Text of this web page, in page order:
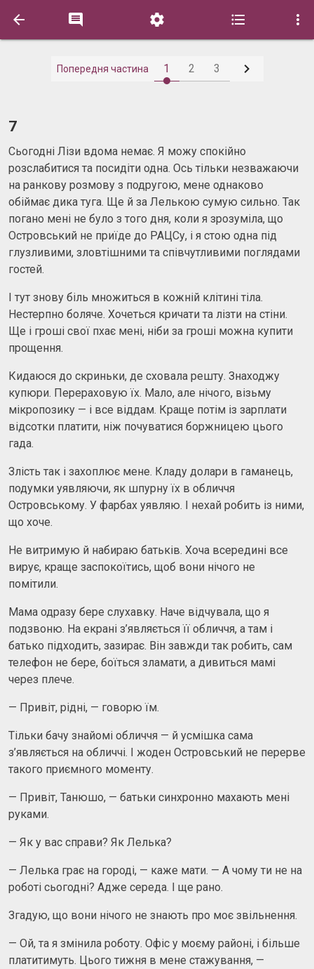
    
Попередня частина 1 2 3 
7
Сьогодні Лізи вдома немає. Я можу спокійно
розслабитися та посидіти одна. Ось тільки незважаючи
на ранкову розмову з подругою, мене однаково
обіймає дика туга. Ще й за Лелькою сумую сильно. Так
погано мені не було з того дня, коли я зрозуміла, що
Островський не приїде до РАЦСу, і я стою одна під
глузливими, зловтішними та співчутливими поглядами
гостей.
І тут знову біль множиться в кожній клітині тіла.
Нестерпно боляче. Хочеться кричати та лізти на стіни.
Ще і гроші свої пхає мені, ніби за гроші можна купити
прощення.
Кидаюся до скриньки, де сховала решту. Знаходжу
купюри. Перераховую їх. Мало, але нічого, візьму
мікропозику — і все віддам. Краще потім із зарплати
відсотки платити, ніж почуватися боржницею цього
гада.
Злість так і захоплює мене. Кладу долари в гаманець,
подумки уявляючи, як шпурну їх в обличчя
Островському. У фарбах уявляю. І нехай робить із ними,
що хоче.
Не витримую й набираю батьків. Хоча всередині все
вирує, краще заспокоїтись, щоб вони нічого не
помітили.
Мама одразу бере слухавку. Наче відчувала, що я
подзвоню. На екрані з’являється її обличчя, а там і
батько підходить, зазирає. Він завжди так робить, сам
телефон не бере, боїться зламати, а дивиться мамі
через плече.
— Привіт, рідні, — говорю їм.
Тільки бачу знайомі обличчя — й усмішка сама
з’являється на обличчі. І жоден Островський не перерве
такого приємного моменту.
— Привіт, Танюшо, — батьки синхронно махають мені
руками.
— Як у вас справи? Як Лелька?
— Лелька грає на городі, — каже мати. — А чому ти не на
роботі сьогодні? Адже середа. І ще рано.
Згадую, що вони нічого не знають про моє звільнення.
— Ой, та я змінила роботу. Офіс у моєму районі, і більше
платитимуть. Цього тижня в мене стажування, —